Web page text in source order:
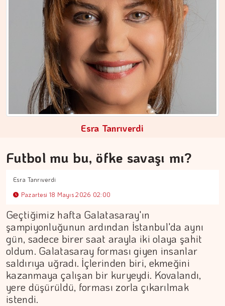
Esra Tanrıverdi
Futbol mu bu, öfke savaşı mı?
Esra Tanrıverdi
Pazartesi 18 Mayıs 2026 02:00
Geçtiğimiz hafta Galatasaray'ın
şampiyonluğunun ardından İstanbul'da aynı
gün, sadece birer saat arayla iki olaya şahit
oldum. Galatasaray forması giyen insanlar
saldırıya uğradı. İçlerinden biri, ekmeğini
kazanmaya çalışan bir kuryeydi. Kovalandı,
yere düşürüldü, forması zorla çıkarılmak
istendi.
Cebimiz, yalnızca cebimizi…